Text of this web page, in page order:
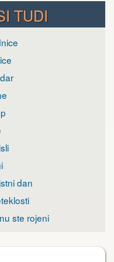
TUDI
dan
ste rojeni